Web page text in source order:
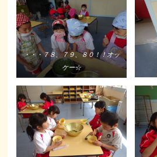
・・・７８、７９、８０！！オッ
ケー☆